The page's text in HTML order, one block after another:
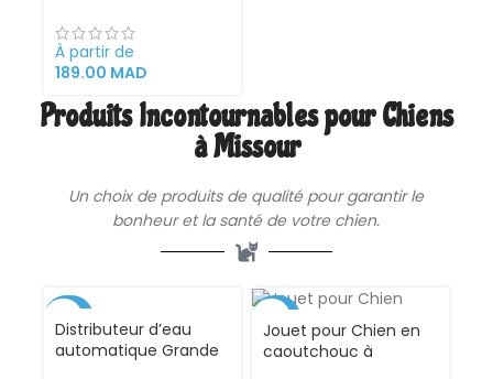
avec Système
Désodorisant Intégré –
Espace Hygiénique,
À partir de
189.00 MAD
Produits Incontournables pour Chiens
à Missour
Un choix de produits de qualité pour garantir le
bonheur et la santé de votre chien.
Distributeur d’eau
automatique Grande
VENDU
Jouet pour Chien en
caoutchouc à